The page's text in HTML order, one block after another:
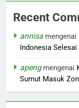
Recent
annisa mengenai
Indonesia Selesai
apengmengenai
Sumut Masuk